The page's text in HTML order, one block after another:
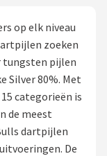
op elk niveau
zoeken
tungsten pijlen
Silver 80%. Met
categorieën is
de meest
dartpijlen
De